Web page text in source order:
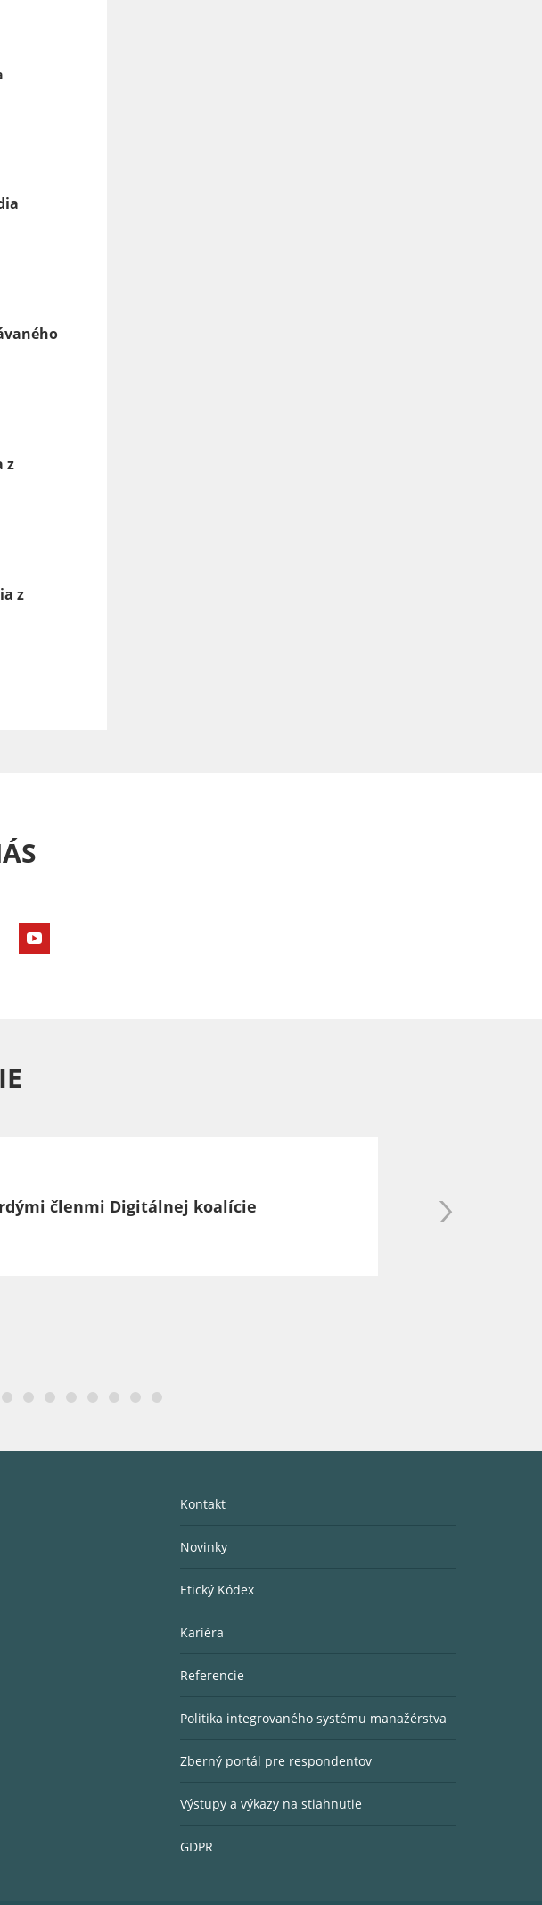
z
z
členmi Digitálnej koalície
Kontakt
Novinky
Etický Kódex
Kariéra
Referencie
Politika integrovaného systému manažérstva
Zberný portál pre respondentov
Výstupy a výkazy na stiahnutie
GDPR